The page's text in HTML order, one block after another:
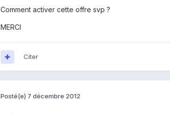
Comment activer cette offre svp ?
MERCI
Citer
Posté(e) 7 décembre 2012